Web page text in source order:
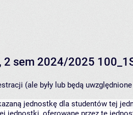
sem 2024/2025
(ale były lub będą
jednostkę dla studentów tej